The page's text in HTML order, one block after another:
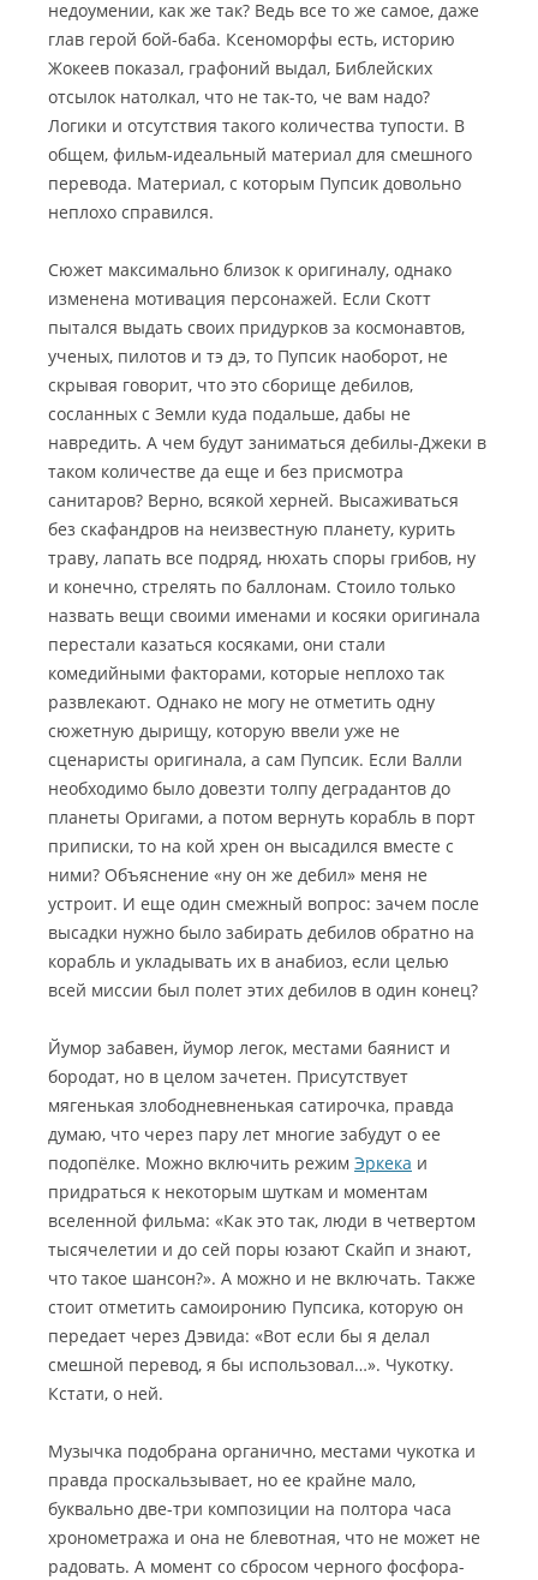
недоумении, как же так? Ведь все то же самое, даже
глав герой бой-баба. Ксеноморфы есть, историю
Жокеев показал, графоний выдал, Библейских
отсылок натолкал, что не так-то, че вам надо?
Логики и отсутствия такого количества тупости. В
общем, фильм-идеальный материал для смешного
перевода. Материал, с которым Пупсик довольно
неплохо справился.
Сюжет максимально близок к оригиналу, однако
изменена мотивация персонажей. Если Скотт
пытался выдать своих придурков за космонавтов,
ученых, пилотов и тэ дэ, то Пупсик наоборот, не
скрывая говорит, что это сборище дебилов,
сосланных с Земли куда подальше, дабы не
навредить. А чем будут заниматься дебилы-Джеки в
таком количестве да еще и без присмотра
санитаров? Верно, всякой херней. Высаживаться
без скафандров на неизвестную планету, курить
траву, лапать все подряд, нюхать споры грибов, ну
и конечно, стрелять по баллонам. Стоило только
назвать вещи своими именами и косяки оригинала
перестали казаться косяками, они стали
комедийными факторами, которые неплохо так
развлекают. Однако не могу не отметить одну
сюжетную дырищу, которую ввели уже не
сценаристы оригинала, а сам Пупсик. Если Валли
необходимо было довезти толпу деградантов до
планеты Оригами, а потом вернуть корабль в порт
приписки, то на кой хрен он высадился вместе с
ними? Объяснение «ну он же дебил» меня не
устроит. И еще один смежный вопрос: зачем после
высадки нужно было забирать дебилов обратно на
корабль и укладывать их в анабиоз, если целью
всей миссии был полет этих дебилов в один конец?
Йумор забавен, йумор легок, местами баянист и
бородат, но в целом зачетен. Присутствует
мягенькая злободневненькая сатирочка, правда
думаю, что через пару лет многие забудут о ее
подопёлке. Можно включить режим Эркека и
придраться к некоторым шуткам и моментам
вселенной фильма: «Как это так, люди в четвертом
тысячелетии и до сей поры юзают Скайп и знают,
что такое шансон?». А можно и не включать. Также
стоит отметить самоиронию Пупсика, которую он
передает через Дэвида: «Вот если бы я делал
смешной перевод, я бы использовал…». Чукотку.
Кстати, о ней.
Музычка подобрана органично, местами чукотка и
правда проскальзывает, но ее крайне мало,
буквально две-три композиции на полтора часа
хронометража и она не блевотная, что не может не
радовать. А момент со сбросом черного фосфора-